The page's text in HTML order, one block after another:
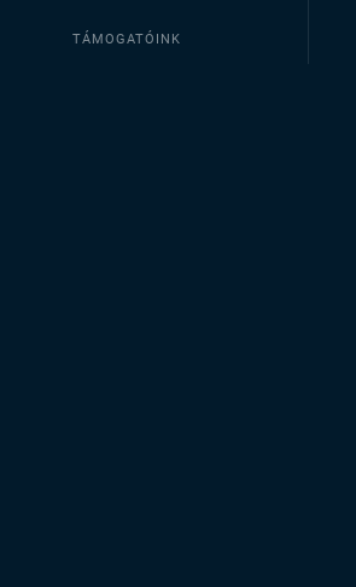
TÁMOGATÓINK